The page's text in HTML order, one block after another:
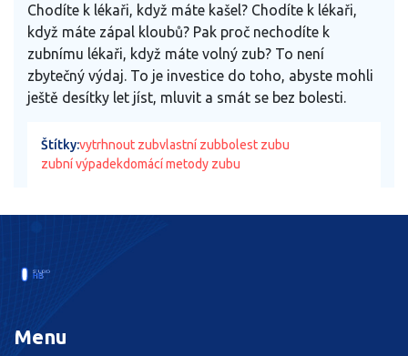
Chodíte k lékaři, když máte kašel? Chodíte k lékaři,
když máte zápal kloubů? Pak proč nechodíte k
zubnímu lékaři, když máte volný zub? To není
zbytečný výdaj. To je investice do toho, abyste mohli
ještě desítky let jíst, mluvit a smát se bez bolesti.
Štítky:vytrhnout zubvlastní zubbolest zubu
zubní výpadekdomácí metody zubu
Menu